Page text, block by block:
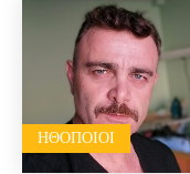
HΘΟΠΟΙΟΊ